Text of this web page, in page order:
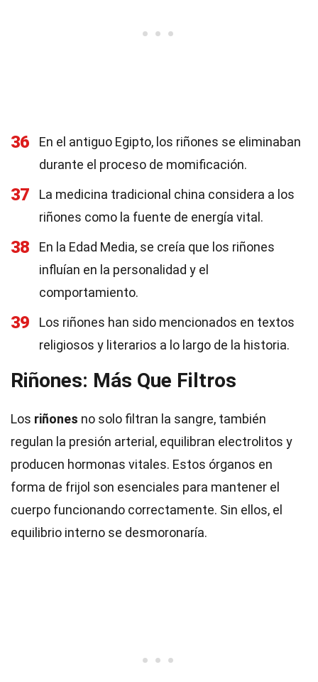
36
En el antiguo Egipto, los riñones se eliminaban
durante el proceso de momificación.
37
La medicina tradicional china considera a los
riñones como la fuente de energía vital.
38
En la Edad Media, se creía que los riñones
influían en la personalidad y el
comportamiento.
39
Los riñones han sido mencionados en textos
religiosos y literarios a lo largo de la historia.
Riñones: Más Que Filtros
Los riñones no solo filtran la sangre, también
regulan la presión arterial, equilibran electrolitos y
producen hormonas vitales. Estos órganos en
forma de frijol son esenciales para mantener el
cuerpo funcionando correctamente. Sin ellos, el
equilibrio interno se desmoronaría.